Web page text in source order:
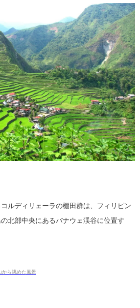
ルディリェーラの棚田群は、フィリピン
北部中央にあるバナウェ渓谷に位置す